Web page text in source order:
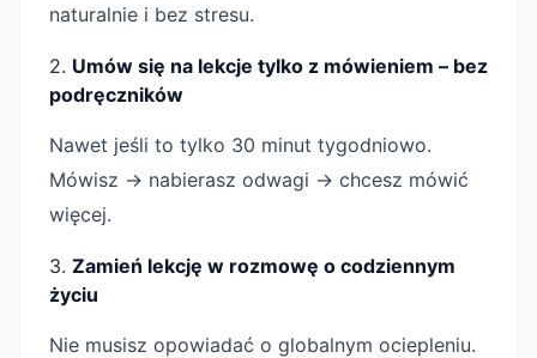
naturalnie i bez stresu.
2. Umów się na lekcje tylko z mówieniem – bez
podręczników
Nawet jeśli to tylko 30 minut tygodniowo.
Mówisz → nabierasz odwagi → chcesz mówić
więcej.
3. Zamień lekcję w rozmowę o codziennym
życiu
Nie musisz opowiadać o globalnym ociepleniu.